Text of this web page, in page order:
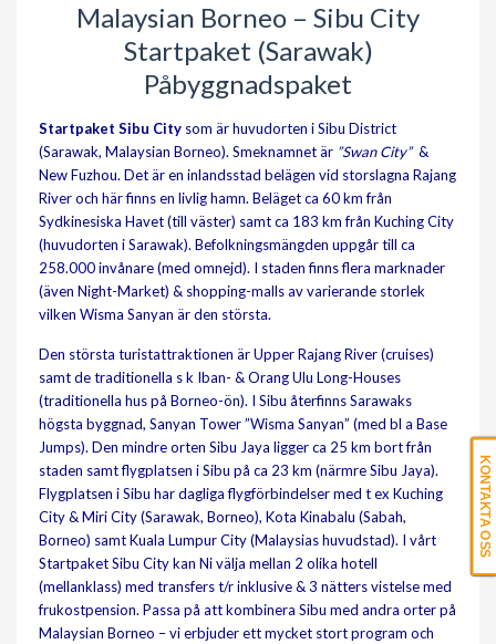
Malaysian Borneo – Sibu City
Startpaket (Sarawak)
Påbyggnadspaket
Startpaket Sibu City som är huvudorten i Sibu District
(Sarawak, Malaysian Borneo). Smeknamnet är ”Swan City” &
New Fuzhou. Det är en inlandsstad belägen vid storslagna Rajang
River och här finns en livlig hamn. Beläget ca 60 km från
Sydkinesiska Havet (till väster) samt ca 183 km från Kuching City
(huvudorten i Sarawak). Befolkningsmängden uppgår till ca
258.000 invånare (med omnejd). I staden finns flera marknader
(även Night-Market) & shopping-malls av varierande storlek
vilken Wisma Sanyan är den största.
Den största turistattraktionen är Upper Rajang River (cruises)
samt de traditionella s k Iban- & Orang Ulu Long-Houses
(traditionella hus på Borneo-ön). I Sibu återfinns Sarawaks
högsta byggnad, Sanyan Tower ”Wisma Sanyan” (med bl a Base
Jumps). Den mindre orten Sibu Jaya ligger ca 25 km bort från
staden samt flygplatsen i Sibu på ca 23 km (närmre Sibu Jaya).
Flygplatsen i Sibu har dagliga flygförbindelser med t ex Kuching
City & Miri City (Sarawak, Borneo), Kota Kinabalu (Sabah,
Borneo) samt Kuala Lumpur City (Malaysias huvudstad). I vårt
Startpaket Sibu City kan Ni välja mellan 2 olika hotell
(mellanklass) med transfers t/r inklusive & 3 nätters vistelse med
frukostpension. Passa på att kombinera Sibu med andra orter på
Malaysian Borneo – vi erbjuder ett mycket stort program och
KONTAKTA OSS